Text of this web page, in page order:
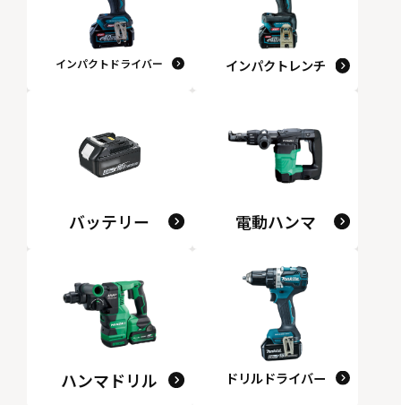
インパクトドライバー インパクトレンチ
バッテリー 電動ハンマ
ハンマドリル ドリルドライバー